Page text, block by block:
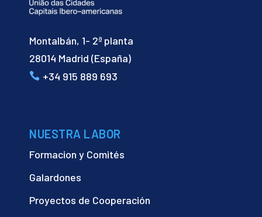
Montalbán, 1- 2ª planta
28014 Madrid (España)
+34 915 889 693
NUESTRA LABOR
Formacion y Comités
Galardones
Proyectos de Cooperación